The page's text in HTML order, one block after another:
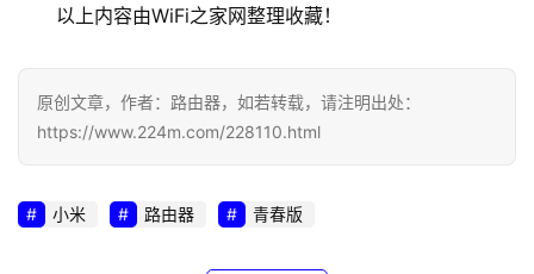
9
8
以上内容由WiFi之家网整理收藏！
原创文章，作者：路由器，如若转载，请注明出处：
https://www.224m.com/228110.html
小米 路由器 青春版